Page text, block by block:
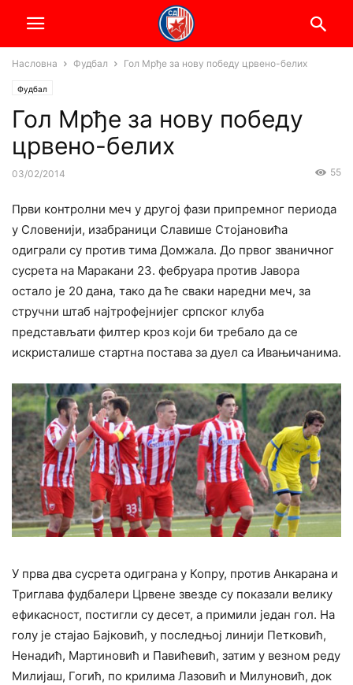
Насловна Фудбал Гол Мрђе за нову победу црвено-белих
Фудбал
Гол Мрђе за нову победу
црвено-белих
03/02/2014 55
Први контролни меч у другој фази припремног периода
у Словенији, изабраници Славише Стојановића
одиграли су против тима Домжала. До првог званичног
сусрета на Маракани 23. фебруара против Јавора
остало је 20 дана, тако да ће сваки наредни меч, за
стручни штаб најтрофејнијег српског клуба
представљати филтер кроз који би требало да се
искристалише стартна постава за дуел са Ивањичанима.
У прва два сусрета одиграна у Копру, против Анкарана и
Триглава фудбалери Црвене звезде су показали велику
ефикасност, постигли су десет, а примили један гол. На
голу је стајао Бајковић, у последњој линији Петковић,
Ненадић, Мартиновић и Павићевић, затим у везном реду
Милијаш, Гогић, по крилима Лазовић и Милуновић, док